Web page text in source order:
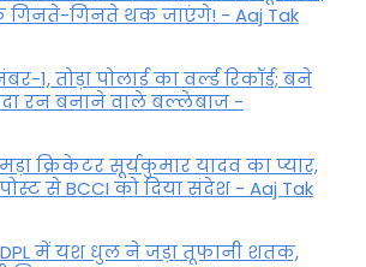
गिनते-गिनते थक जाएंगे! - Aaj Tak
तोड़ा पोलार्ड का वर्ल्ड रिकॉर्ड; बने
रन बनाने वाले बल्लेबाज -
क्रिकेटर सूर्यकुमार यादव का प्यार,
से BCCI को दिया संदेश - Aaj Tak
में यश धुल ने जड़ा तूफानी शतक,